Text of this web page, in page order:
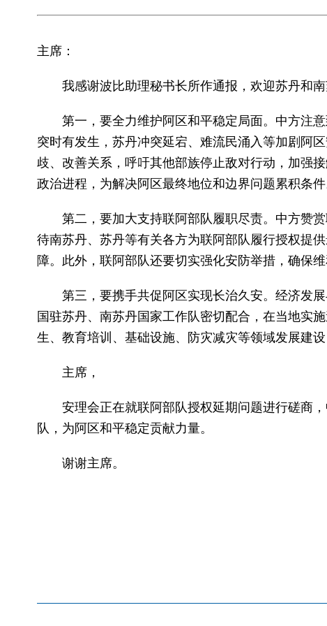
主席：
我感谢波比助理秘书长所作通报，欢迎苏丹和
第一，要全力维护阿区和平稳定局面。中方注
突时有发生，苏丹冲突延宕、难流民涌入等加剧阿
歧、改善关系，呼吁其他部族停止敌对行动，加强
政治进程，为解决阿区最终地位和边界问题累积条件
第二，要加大支持联阿部队履职尽责。中方赞
待南苏丹、苏丹等有关各方为联阿部队履行授权提
障。此外，联阿部队还要切实强化安防举措，确保
第三，要携手共促阿区实现长治久安。经济发
国驻苏丹、南苏丹国家工作队密切配合，在当地实
生、教育培训、基础设施、防灾减灾等领域发展建
主席，
安理会正在就联阿部队授权延期问题进行磋商
队，为阿区和平稳定贡献力量。
谢谢主席。